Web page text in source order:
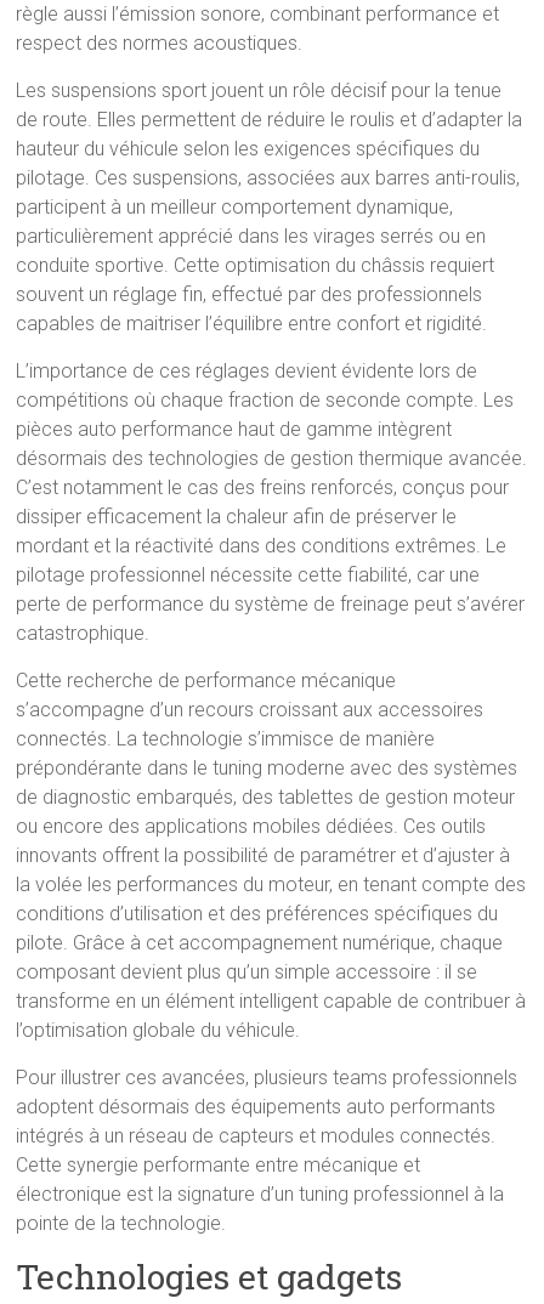
règle aussi l’émission sonore, combinant performance et
respect des normes acoustiques.
Les suspensions sport jouent un rôle décisif pour la tenue
de route. Elles permettent de réduire le roulis et d’adapter la
hauteur du véhicule selon les exigences spécifiques du
pilotage. Ces suspensions, associées aux barres anti-roulis,
participent à un meilleur comportement dynamique,
particulièrement apprécié dans les virages serrés ou en
conduite sportive. Cette optimisation du châssis requiert
souvent un réglage fin, effectué par des professionnels
capables de maitriser l’équilibre entre confort et rigidité.
L’importance de ces réglages devient évidente lors de
compétitions où chaque fraction de seconde compte. Les
pièces auto performance haut de gamme intègrent
désormais des technologies de gestion thermique avancée.
C’est notamment le cas des freins renforcés, conçus pour
dissiper efficacement la chaleur afin de préserver le
mordant et la réactivité dans des conditions extrêmes. Le
pilotage professionnel nécessite cette fiabilité, car une
perte de performance du système de freinage peut s’avérer
catastrophique.
Cette recherche de performance mécanique
s’accompagne d’un recours croissant aux accessoires
connectés. La technologie s’immisce de manière
prépondérante dans le tuning moderne avec des systèmes
de diagnostic embarqués, des tablettes de gestion moteur
ou encore des applications mobiles dédiées. Ces outils
innovants offrent la possibilité de paramétrer et d’ajuster à
la volée les performances du moteur, en tenant compte des
conditions d’utilisation et des préférences spécifiques du
pilote. Grâce à cet accompagnement numérique, chaque
composant devient plus qu’un simple accessoire : il se
transforme en un élément intelligent capable de contribuer à
l’optimisation globale du véhicule.
Pour illustrer ces avancées, plusieurs teams professionnels
adoptent désormais des équipements auto performants
intégrés à un réseau de capteurs et modules connectés.
Cette synergie performante entre mécanique et
électronique est la signature d’un tuning professionnel à la
pointe de la technologie.
Technologies et gadgets